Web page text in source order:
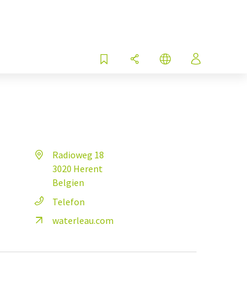
Radioweg 18
3020 Herent
Belgien
Telefon
waterleau.com